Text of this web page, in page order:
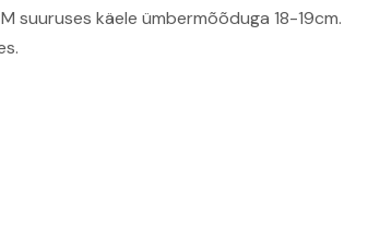
suuruses käele ümbermõõduga 18-19cm.